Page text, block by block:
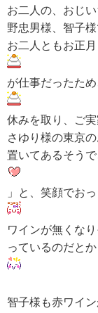
DATA
お二人の、おじ
野忠男様、智子様
お二人ともお正月
が仕事だったた
休みを取り、ご
さゆり様の東京
置いてあるそう
」と、笑顔でお
ワインが無くな
っているのだとか
智子様も赤ワイ